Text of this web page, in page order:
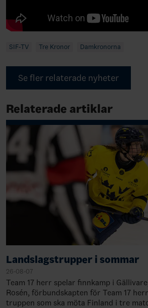
SIF-TV Tre Kronor Damkronorna
Se fler relaterade nyheter
Relaterade artiklar
Landslagstrupper i sommar
26-08-07
Team 17 herr spelar finnkamp i
Rosén, förbundskapten för Team 17
truppen som ska möta Finland i tre